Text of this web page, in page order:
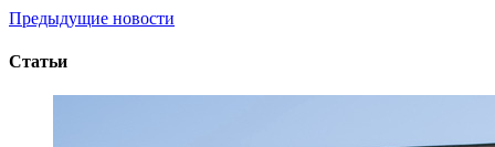
Предыдущие новости
Статьи